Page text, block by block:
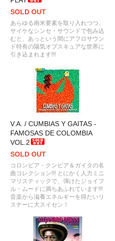
SOLD OUT
あらゆる南米要素を取り入れつつ、
サイケなシンセ・サウンドで包み込
むと、あっという間にアフロサウン
ド特有の陽気オブスキュアな世界に
引き込まれます!!!
V.A. / CUMBIAS Y GAITAS -
FAMOSAS DE COLOMBIA
VOL.2
SOLD OUT
コロンビア・クンビア＆ガイタの名
曲コレクション!!! とにかく人力ミニ
マリスティックで、弾けたジョイフ
ル・ムードに満ちあふれています!!!
音楽から滋養エネルギーを得たいリ
スナーに大スイセン！